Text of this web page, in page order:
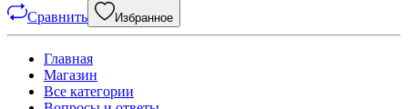
Сравнить Избранное
Главная
Магазин
Все категории